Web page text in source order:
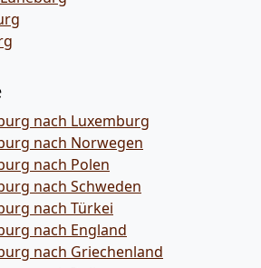
nach Luxemburg
nach Norwegen
nach Polen
nach Schweden
nach Türkei
nach England
nach Griechenland